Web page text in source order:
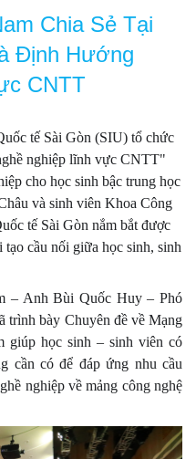
Chia Sẻ Tại
Định Hướng
CNTT
tế Sài Gòn (SIU) tổ chức
nghiệp lĩnh vực CNTT"
cho học sinh bậc trung học
và sinh viên Khoa Công
tế Sài Gòn nắm bắt được
cầu nối giữa học sinh, sinh
– Anh Bùi Quốc Huy – Phó
trình bày Chuyên đề về Mạng
giúp học sinh – sinh viên có
cần có để đáp ứng nhu cầu
nghiệp về mảng công nghệ